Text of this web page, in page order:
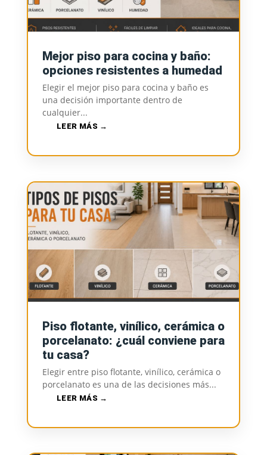
Mejor piso para cocina y baño:
opciones resistentes a humedad
Elegir el mejor piso para cocina y baño es
una decisión importante dentro de
cualquier...
LEER MÁS
Piso flotante, vinílico, cerámica o
porcelanato: ¿cuál conviene para
tu casa?
Elegir entre piso flotante, vinílico, cerámica o
porcelanato es una de las decisiones más...
LEER MÁS